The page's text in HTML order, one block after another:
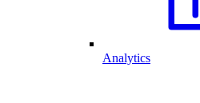
Analytics